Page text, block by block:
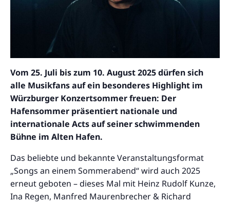
Vom 25. Juli bis zum 10. August 2025 dürfen sich
alle Musikfans auf ein besonderes Highlight im
Würzburger Konzertsommer freuen: Der
Hafensommer präsentiert nationale und
internationale Acts auf seiner schwimmenden
Bühne im Alten Hafen.
Das beliebte und bekannte Veranstaltungsformat
„Songs an einem Sommerabend“ wird auch 2025
erneut geboten – dieses Mal mit Heinz Rudolf Kunze,
Ina Regen, Manfred Maurenbrecher & Richard